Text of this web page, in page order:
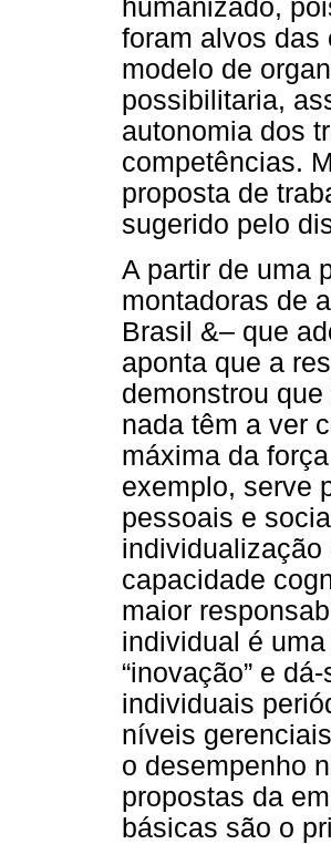
humanizado,
foram alvos das
modelo de
possibilitaria,
autonomia dos
competências.
proposta de
sugerido pelo
A partir de uma
montadoras de
Brasil &– que
aponta que a
demonstrou
nada têm a ver
máxima da
exemplo, serve
pessoais e
capacidade
maior
individual é
“inovação” e
individuais
níveis
o desempenho
propostas da
básicas são o